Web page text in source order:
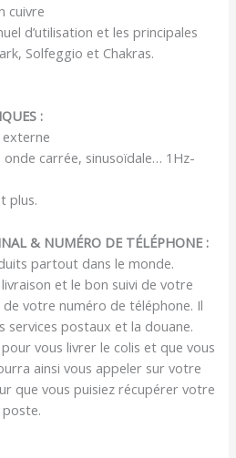
cuivre
d’utilisation et les principales
Solfeggio et Chakras.
:
onde carrée, sinusoïdale… 1Hz-
plus.
& NUMÉRO DE TÉLÉPHONE :
partout dans le monde.
et le bon suivi de votre
votre numéro de téléphone. Il
services postaux et la douane.
vous livrer le colis et que vous
ainsi vous appeler sur votre
que vous puisiez récupérer votre